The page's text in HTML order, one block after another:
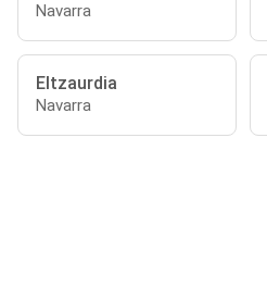
Navarra
Eltzaurdia
Navarra